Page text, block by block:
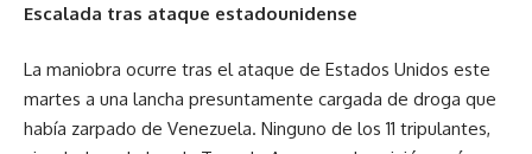
Escalada tras ataque estadounidense
La maniobra ocurre tras el ataque de Estados Unidos este
martes a una lancha presuntamente cargada de droga que
había zarpado de Venezuela. Ninguno de los 11 tripulantes,